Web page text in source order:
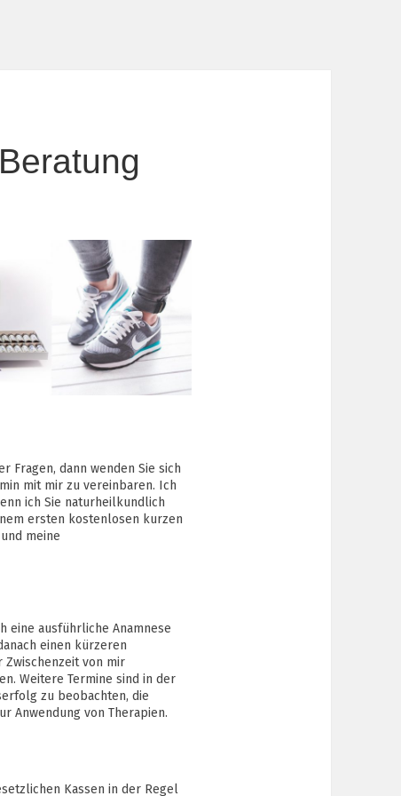
Fragen, dann wenden Sie sich
mit mir zu vereinbaren. Ich
ich Sie naturheilkundlich
ersten kostenlosen kurzen
meine
eine ausführliche Anamnese
einen kürzeren
Zwischenzeit von mir
Weitere Termine sind in der
zu beobachten, die
Anwendung von Therapien.
Kassen in der Regel